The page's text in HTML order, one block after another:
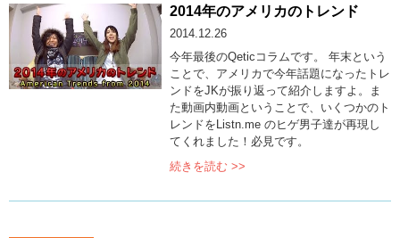
2014年のアメリカのトレンド
2014.12.26
今年最後のQeticコラムです。 年末という
ことで、アメリカで今年話題になったトレ
ンドをJKが振り返って紹介しますよ。ま
た動画内動画ということで、いくつかのト
レンドをListn.me のヒゲ男子達が再現し
てくれました！必見です。
続きを読む >>